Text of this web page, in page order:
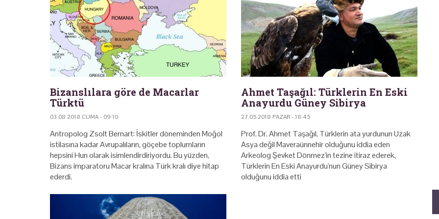
Bizanslılara göre de Macarlar
Türktü
03.08.2018 CUMA - 09:10
Antropolog Zsolt Bernart: İskitler döneminden Moğol
istilasına kadar Avrupalıların, göçebe toplumların
hepsini Hun olarak isimlendirdiriyordu. Bu yüzden,
Bizans imparatoru Macar kralına Türk kralı diye hitap
ederdi.
Ahmet Taşağıl: Türklerin En Eski
Anayurdu Güney Sibirya
27.05.2018 PAZAR - 18:45
Prof. Dr. Ahmet Taşağıl, Türklerin ata yurdunun Uzak
Asya değil Maveraünnehir olduğunu iddia eden
Arkeolog Şevket Dönmez'in tezine itiraz ederek,
Türklerin En Eski Anayurdu'nun Güney Sibirya
olduğunu iddia etti